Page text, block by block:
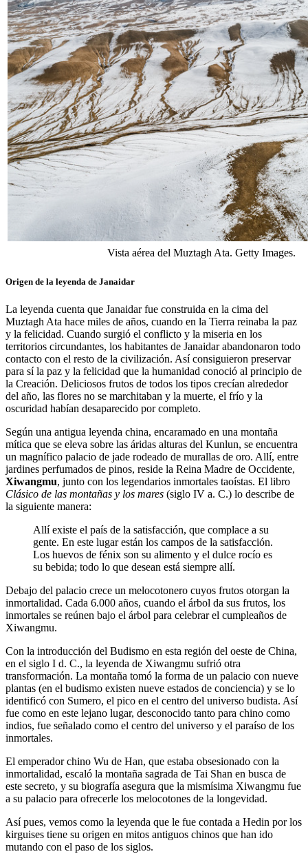
Vista aérea del Muztagh Ata. Getty Images.
Origen de la leyenda de Janaidar
La leyenda cuenta que Janaidar fue construida en la cima del
Muztagh Ata hace miles de años, cuando en la Tierra reinaba la paz
y la felicidad. Cuando surgió el conflicto y la miseria en los
territorios circundantes, los habitantes de Janaidar abandonaron todo
contacto con el resto de la civilización. Así consiguieron preservar
para sí la paz y la felicidad que la humanidad conoció al principio de
la Creación. Deliciosos frutos de todos los tipos crecían alrededor
del año, las flores no se marchitaban y la muerte, el frío y la
oscuridad habían desaparecido por completo.
Según una antigua leyenda china, encaramado en una montaña
mítica que se eleva sobre las áridas alturas del Kunlun, se encuentra
un magnífico palacio de jade rodeado de murallas de oro. Allí, entre
jardines perfumados de pinos, reside la Reina Madre de Occidente,
Xiwangmu, junto con los legendarios inmortales taoístas. El libro
Clásico de las montañas y los mares (siglo IV a. C.) lo describe de
la siguiente manera:
Allí existe el país de la satisfacción, que complace a su
gente. En este lugar están los campos de la satisfacción.
Los huevos de fénix son su alimento y el dulce rocío es
su bebida; todo lo que desean está siempre allí.
Debajo del palacio crece un melocotonero cuyos frutos otorgan la
inmortalidad. Cada 6.000 años, cuando el árbol da sus frutos, los
inmortales se reúnen bajo el árbol para celebrar el cumpleaños de
Xiwangmu.
Con la introducción del Budismo en esta región del oeste de China,
en el siglo I d. C., la leyenda de Xiwangmu sufrió otra
transformación. La montaña tomó la forma de un palacio con nueve
plantas (en el budismo existen nueve estados de conciencia) y se lo
identificó con Sumero, el pico en el centro del universo budista. Así
fue como en este lejano lugar, desconocido tanto para chino como
indios, fue señalado como el centro del universo y el paraíso de los
inmortales.
El emperador chino Wu de Han, que estaba obsesionado con la
inmortalidad, escaló la montaña sagrada de Tai Shan en busca de
este secreto, y su biografía asegura que la mismísima Xiwangmu fue
a su palacio para ofrecerle los melocotones de la longevidad.
Así pues, vemos como la leyenda que le fue contada a Hedin por los
kirguises tiene su origen en mitos antiguos chinos que han ido
mutando con el paso de los siglos.